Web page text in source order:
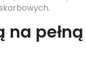
pełną